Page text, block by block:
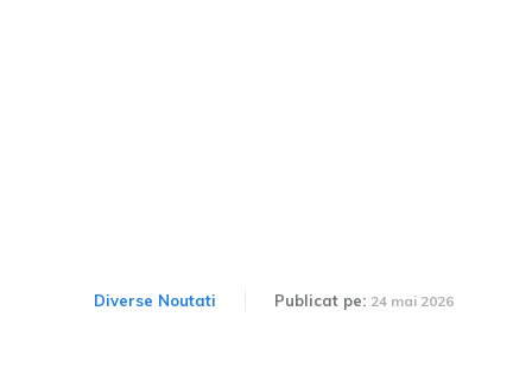
Diverse Noutati Publicat pe: 24 mai 2026